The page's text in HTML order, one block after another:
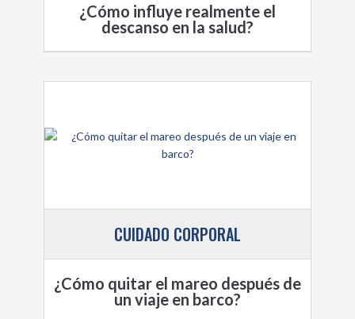
¿Cómo influye realmente el
descanso en la salud?
CUIDADO CORPORAL
¿Cómo quitar el mareo después de
un viaje en barco?